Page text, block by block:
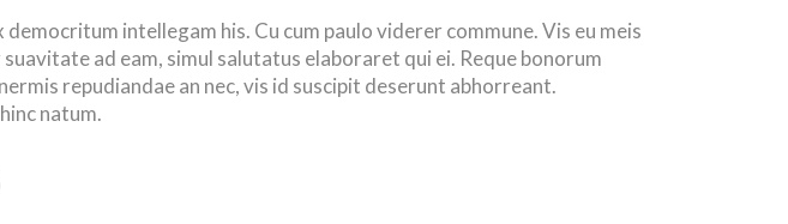
intellegam his. Cu cum paulo viderer commune. Vis eu meis
ad eam, simul salutatus elaboraret qui ei. Reque bonorum
repudiandae an nec, vis id suscipit deserunt abhorreant.
natum.